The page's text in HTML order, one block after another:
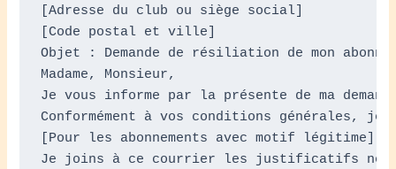
[Adresse du club ou siège social]
[Code postal et ville]
Objet : Demande de résiliation de mon
Madame, Monsieur,
Je vous informe par la présente de ma
Conformément à vos conditions
[Pour les abonnements avec motif légitime]
Je joins à ce courrier les justificatifs